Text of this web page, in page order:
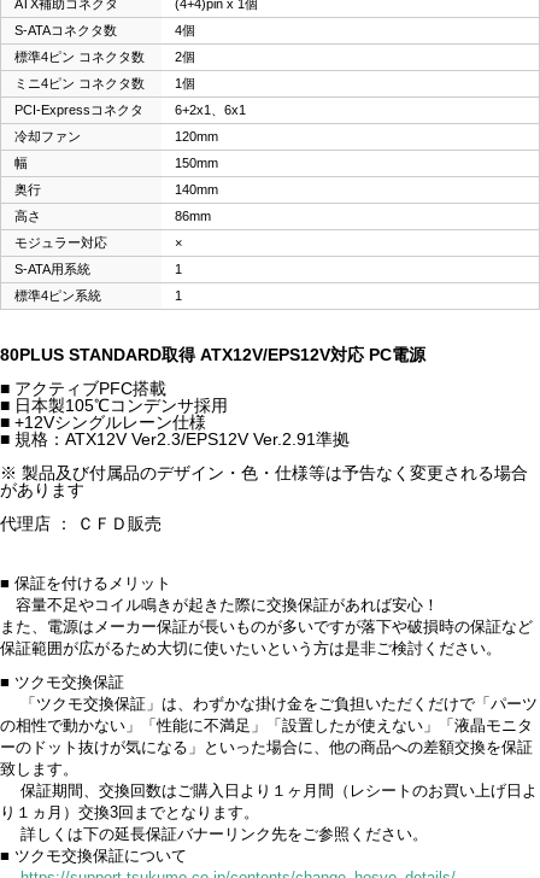
ATX補助コネクタ
(4+4)pin x 1個
S-ATAコネクタ数
4個
標準4ピン コネクタ数
2個
ミニ4ピン コネクタ数
1個
PCI-Expressコネクタ
6+2x1、6x1
冷却ファン
120mm
幅
150mm
奥行
140mm
高さ
86mm
モジュラー対応
×
S-ATA用系統
1
標準4ピン系統
1
80PLUS STANDARD取得 ATX12V/EPS12V対応 PC電源
■ アクティブPFC搭載
■ 日本製105℃コンデンサ採用
■ +12Vシングルレーン仕様
■ 規格：ATX12V Ver2.3/EPS12V Ver.2.91準拠
※ 製品及び付属品のデザイン・色・仕様等は予告なく変更される場合
があります
代理店 ： ＣＦＤ販売
■ 保証を付けるメリット
容量不足やコイル鳴きが起きた際に交換保証があれば安心！
また、電源はメーカー保証が長いものが多いですが落下や破損時の保証など
保証範囲が広がるため大切に使いたいという方は是非ご検討ください。
■ ツクモ交換保証
「ツクモ交換保証」は、わずかな掛け金をご負担いただくだけで「パーツ
の相性で動かない」「性能に不満足」「設置したが使えない」「液晶モニタ
ーのドット抜けが気になる」といった場合に、他の商品への差額交換を保証
致します。
保証期間、交換回数はご購入日より１ヶ月間（レシートのお買い上げ日よ
り１ヵ月）交換3回までとなります。
詳しくは下の延長保証バナーリンク先をご参照ください。
■ ツクモ交換保証について